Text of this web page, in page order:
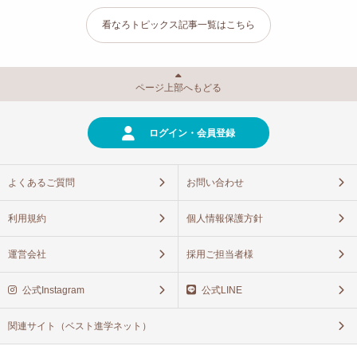
看なろトピックス記事一覧はこちら
ページ上部へもどる
ログイン・会員登録
よくあるご質問 お問い合わせ
利用規約 個人情報保護方針
運営会社 採用ご担当者様
公式Instagram 公式LINE
関連サイト（ベスト進学ネット）